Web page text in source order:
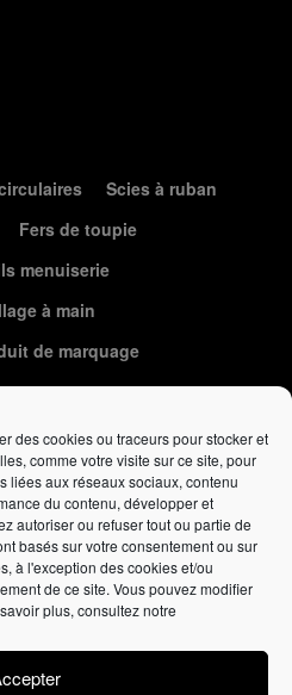
des cookies ou traceurs pour stocker et
comme votre visite sur ce site, pour
liées aux réseaux sociaux, contenu
du contenu, développer et
autoriser ou refuser tout ou partie de
basés sur votre consentement ou sur
à l'exception des cookies et/ou
de ce site. Vous pouvez modifier
plus, consultez notre
Scies à ruban
Fers de toupie
menuiserie
à main
de marquage
de liste